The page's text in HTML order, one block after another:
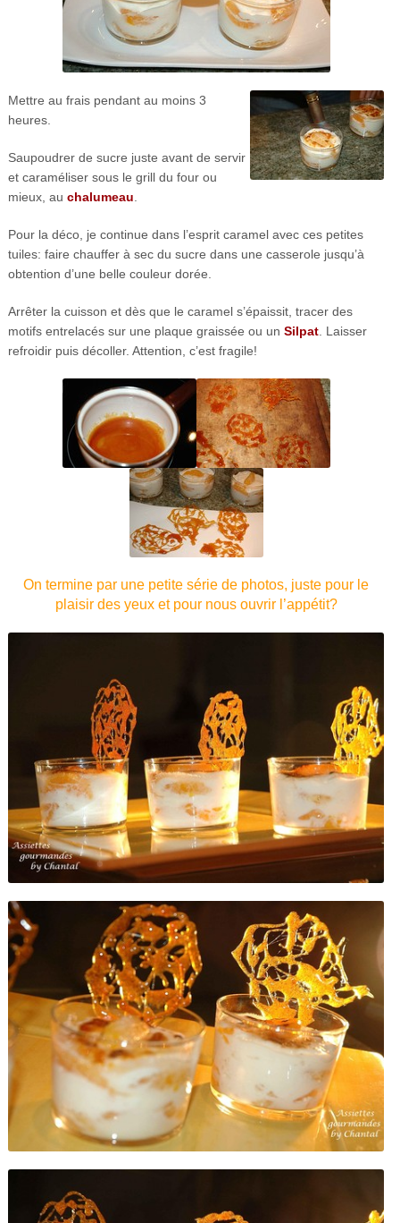
Mettre au frais pendant au moins 3
heures.
Saupoudrer de sucre juste avant de servir
et caraméliser sous le grill du four ou
mieux, au chalumeau.
Pour la déco, je continue dans l’esprit caramel avec ces petites
tuiles: faire chauffer à sec du sucre dans une casserole jusqu’à
obtention d’une belle couleur dorée.
Arrêter la cuisson et dès que le caramel s’épaissit, tracer des
motifs entrelacés sur une plaque graissée ou un Silpat. Laisser
refroidir puis décoller. Attention, c’est fragile!
On termine par une petite série de photos, juste pour le
plaisir des yeux et pour nous ouvrir l’appétit?